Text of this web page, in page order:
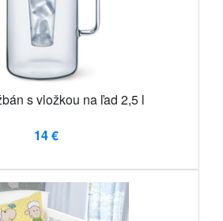
s vložkou na ľad 2,5 l
14 €